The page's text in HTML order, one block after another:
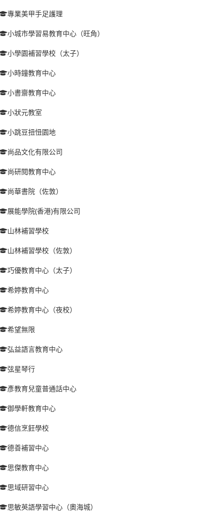
專業美甲手足護理
小城市學習易教育中心（旺角）
小學園補習學校（太子）
小時鐘教育中心
小書齋教育中心
小狀元教室
小跳豆扭忸園地
尚品文化有限公司
尚研閱教育中心
尚華書院（佐敦）
展能學院(香港)有限公司
山林補習學校
山林補習學校（佐敦）
巧優教育中心（太子）
希婷教育中心
希婷教育中心（夜校）
希望無限
弘益語言教育中心
弦星琴行
彥教育兒童普通話中心
御學軒教育中心
德信烹飪學校
德善補習中心
思傑教育中心
思域研習中心
思敏英語學習中心（奧海城）